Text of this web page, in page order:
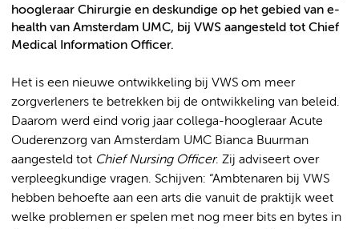
hoogleraar Chirurgie en deskundige op het gebied van e-
health van Amsterdam UMC, bij VWS aangesteld tot Chief
Medical Information Officer.
Het is een nieuwe ontwikkeling bij VWS om meer
zorgverleners te betrekken bij de ontwikkeling van beleid.
Daarom werd eind vorig jaar collega-hoogleraar Acute
Ouderenzorg van Amsterdam UMC Bianca Buurman
aangesteld tot Chief Nursing Officer. Zij adviseert over
verpleegkundige vragen. Schijven: “Ambtenaren bij VWS
hebben behoefte aan een arts die vanuit de praktijk weet
welke problemen er spelen met nog meer bits en bytes in